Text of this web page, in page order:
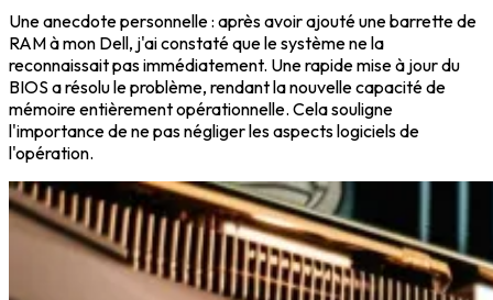
Une anecdote personnelle : après avoir ajouté une barrette de
RAM à mon Dell, j'ai constaté que le système ne la
reconnaissait pas immédiatement. Une rapide mise à jour du
BIOS a résolu le problème, rendant la nouvelle capacité de
mémoire entièrement opérationnelle. Cela souligne
l'importance de ne pas négliger les aspects logiciels de
l'opération.